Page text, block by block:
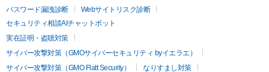
パスワード漏洩診断
Webサイトリスク診断
セキュリティ相談AIチャットボット
実在証明・盗聴対策
サイバー攻撃対策（GMOサイバーセキュリティ byイエラエ）
サイバー攻撃対策（GMO Flatt Security）
なりすまし対策